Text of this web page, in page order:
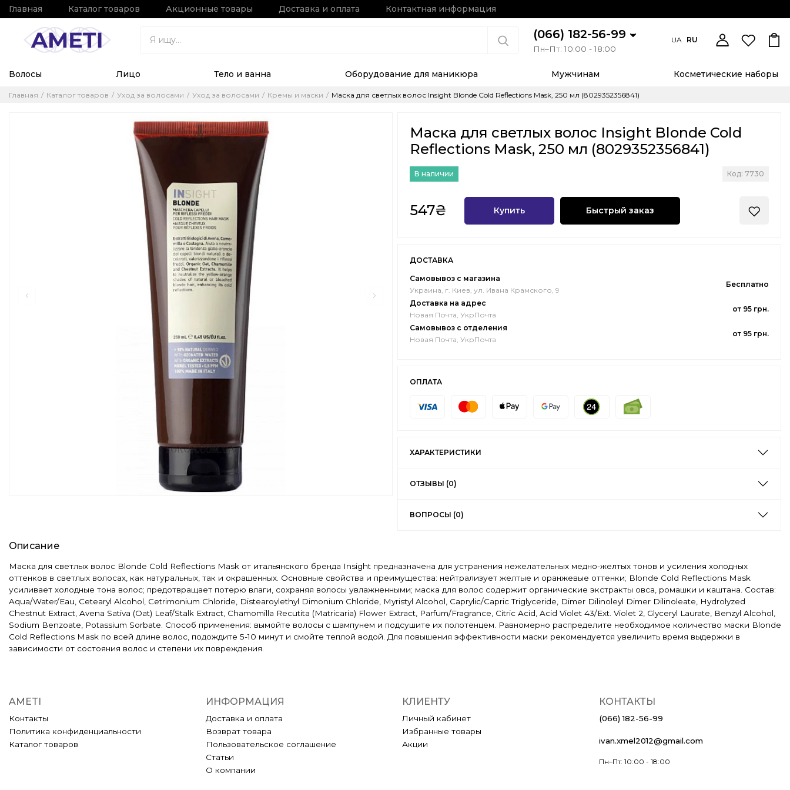
Главная Каталог товаров Акционные товары Доставка и оплата Контактная информация
(066) 182-56-99
Пн–Пт: 10:00 - 18:00
UA RU
Волосы Лицо Тело и ванна Оборудование для маникюра Мужчинам Косметические наборы
Главная Каталог товаров Уход за волосами Уход за волосами Кремы и маски Маска для светлых волос Insight Blonde Cold Reflections Mask, 250 мл (8029352356841)
Маска для светлых волос Insight Blonde Cold
Reflections Mask, 250 мл (8029352356841)
В наличии Код: 7730
547₴ Купить Быстрый заказ
ДОСТАВКА
Самовывоз с магазина
Украина, г. Киев, ул. Ивана Крамского, 9
Бесплатно
Доставка на адрес
Новая Почта, УкрПочта
от 95 грн.
Самовывоз с отделения
Новая Почта, УкрПочта
от 95 грн.
ОПЛАТА
ХАРАКТЕРИСТИКИ
ОТЗЫВЫ (0)
ВОПРОСЫ (0)
Описание
Маска для светлых волос Blonde Cold Reflections Mask от итальянского бренда Insight предназначена для устранения нежелательных медно-желтых тонов и усиления холодных
оттенков в светлых волосах, как натуральных, так и окрашенных. Основные свойства и преимущества: нейтрализует желтые и оранжевые оттенки; Blonde Cold Reflections Mask
усиливает холодные тона волос; предотвращает потерю влаги, сохраняя волосы увлажненными; маска для волос содержит органические экстракты овса, ромашки и каштана. Состав:
Aqua/Water/Eau, Cetearyl Alcohol, Cetrimonium Chloride, Distearoylethyl Dimonium Chloride, Myristyl Alcohol, Caprylic/Capric Triglyceride, Dimer Dilinoleyl Dimer Dilinoleate, Hydrolyzed
Chestnut Extract, Avena Sativa (Oat) Leaf/Stalk Extract, Chamomilla Recutita (Matricaria) Flower Extract, Parfum/Fragrance, Citric Acid, Acid Violet 43/Ext. Violet 2, Glyceryl Laurate, Benzyl Alcohol,
Sodium Benzoate, Potassium Sorbate. Способ применения: вымойте волосы с шампунем и подсушите их полотенцем. Равномерно распределите необходимое количество маски Blonde
Cold Reflections Mask по всей длине волос, подождите 5-10 минут и смойте теплой водой. Для повышения эффективности маски рекомендуется увеличить время выдержки в
зависимости от состояния волос и степени их повреждения.
AMETI
Контакты
Политика конфиденциальности
Каталог товаров
ИНФОРМАЦИЯ
Доставка и оплата
Возврат товара
Пользовательское соглашение
Статьи
О компании
КЛИЕНТУ
Личный кабинет
Избранные товары
Акции
КОНТАКТЫ
(066) 182-56-99
ivan.xmel2012@gmail.com
Пн–Пт: 10:00 - 18:00